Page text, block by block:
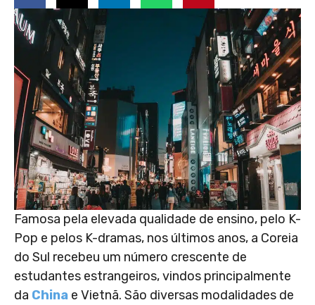
Famosa pela elevada qualidade de ensino, pelo K-
Pop e pelos K-dramas, nos últimos anos, a Coreia
do Sul recebeu um número crescente de
estudantes estrangeiros, vindos principalmente
da China e Vietnã. São diversas modalidades de